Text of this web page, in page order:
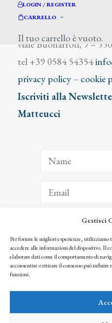
Gestisci
Per fornire le migliori esperienze, utilizziamo
accedere alle informazioni del dispositivo. Il
elaborare dati come il comportamento di
acconsentire o ritirare il consenso può
funzioni.
LOGIN / REGISTER
CARRELLO
Il tuo carrello è vuoto.
viale Buonarroti, 9 –
tel +39 0584 54354
privacy policy– cookie
Iscriviti alla
Matteucci
Facendo clic per iscriverti, riconosci che
seguendo la nostra Privacy Policy
© 2025 Istituto Matteucci. All right reserved
l’autorizzazione scritta dei proprietari dei